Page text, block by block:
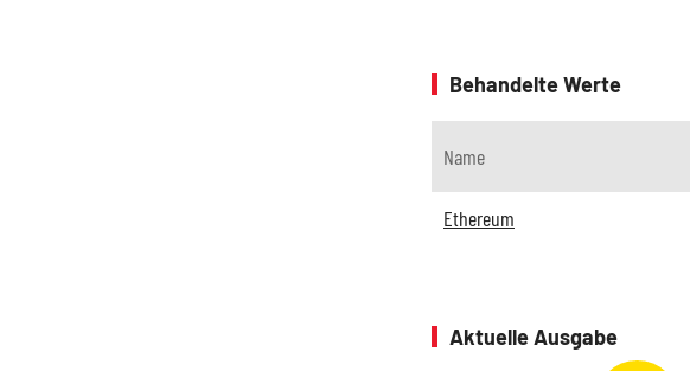
Behandelte Werte
Name
Ethereum
Aktuelle Ausgabe